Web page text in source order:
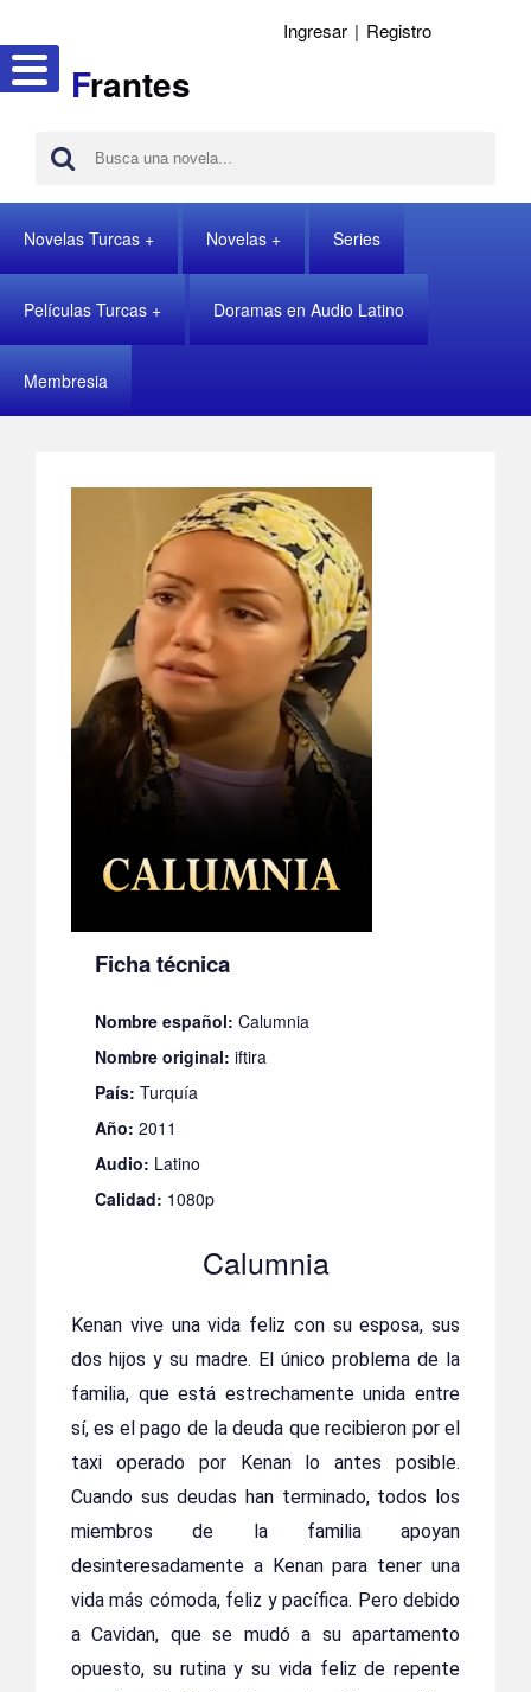
Frantes
Ingresar | Registro
Novelas Turcas Novelas Series
Películas Turcas Doramas en Audio Latino
Membresia
Ficha técnica
Nombre español: Calumnia
Nombre original: iftira
País: Turquía
Año: 2011
Audio: Latino
Calidad: 1080p
Calumnia
Kenan vive una vida feliz con su esposa, sus
dos hijos y su madre. El único problema de la
familia, que está estrechamente unida entre
sí, es el pago de la deuda que recibieron por el
taxi operado por Kenan lo antes posible.
Cuando sus deudas han terminado, todos los
miembros de la familia apoyan
desinteresadamente a Kenan para tener una
vida más cómoda, feliz y pacífica. Pero debido
a Cavidan, que se mudó a su apartamento
opuesto, su rutina y su vida feliz de repente